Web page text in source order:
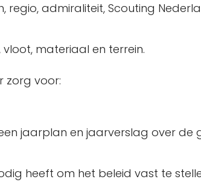
admiraliteit, Scouting
materiaal en terrein.
zorg voor:
jaarplan en jaarverslag over de
heeft om het beleid vast te